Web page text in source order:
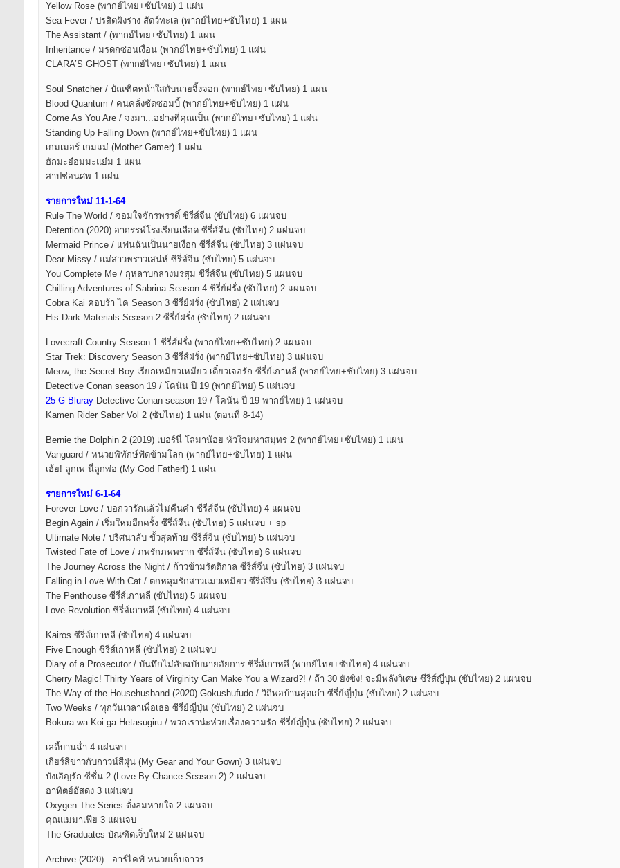
Yellow Rose (พากย์ไทย+ซับไทย) 1 แผ่น
Sea Fever / ปรสิตฝังร่าง สัตว์ทะเล (พากย์ไทย+ซับไทย) 1 แผ่น
The Assistant / (พากย์ไทย+ซับไทย) 1 แผ่น
Inheritance / มรดกซ่อนเงื่อน (พากย์ไทย+ซับไทย) 1 แผ่น
CLARA’S GHOST (พากย์ไทย+ซับไทย) 1 แผ่น
Soul Snatcher / บัณฑิตหน้าใสกับนายจิ้งจอก (พากย์ไทย+ซับไทย) 1 แผ่น
Blood Quantum / คนคลั่งซัดซอมบี้ (พากย์ไทย+ซับไทย) 1 แผ่น
Come As You Are / จงมา...อย่างที่คุณเป็น (พากย์ไทย+ซับไทย) 1 แผ่น
Standing Up Falling Down (พากย์ไทย+ซับไทย) 1 แผ่น
เกมเมอร์ เกมแม่ (Mother Gamer) 1 แผ่น
ฮักมะย๋อมมะแย๋ม 1 แผ่น
สาปซ่อนศพ 1 แผ่น
รายการใหม่ 11-1-64
Rule The World / จอมใจจักรพรรดิ์ ซีรี่ส์จีน (ซับไทย) 6 แผ่นจบ
Detention (2020) อาถรรพ์โรงเรียนเลือด ซีรี่ส์จีน (ซับไทย) 2 แผ่นจบ
Mermaid Prince / แฟนฉันเป็นนายเงือก ซีรี่ส์จีน (ซับไทย) 3 แผ่นจบ
Dear Missy / แม่สาวพราวเสน่ห์ ซีรี่ส์จีน (ซับไทย) 5 แผ่นจบ
You Complete Me / กุหลาบกลางมรสุม ซีรี่ส์จีน (ซับไทย) 5 แผ่นจบ
Chilling Adventures of Sabrina Season 4 ซีรี่ย์ฝรั่ง (ซับไทย) 2 แผ่นจบ
Cobra Kai คอบร้า ไค Season 3 ซีรี่ย์ฝรั่ง (ซับไทย) 2 แผ่นจบ
His Dark Materials Season 2 ซีรี่ย์ฝรั่ง (ซับไทย) 2 แผ่นจบ
Lovecraft Country Season 1 ซีรี่ส์ฝรั่ง (พากย์ไทย+ซับไทย) 2 แผ่นจบ
Star Trek: Discovery Season 3 ซีรี่ส์ฝรั่ง (พากย์ไทย+ซับไทย) 3 แผ่นจบ
Meow, the Secret Boy เรียกเหมียวเหมียว เดี๋ยวเจอรัก ซีรี่ย์เกาหลี (พากย์ไทย+ซับไทย) 3 แผ่นจบ
Detective Conan season 19 / โคนัน ปี 19 (พากย์ไทย) 5 แผ่นจบ
25 G Bluray Detective Conan season 19 / โคนัน ปี 19 พากย์ไทย) 1 แผ่นจบ
Kamen Rider Saber Vol 2 (ซับไทย) 1 แผ่น (ตอนที่ 8-14)
Bernie the Dolphin 2 (2019) เบอร์นี่ โลมาน้อย หัวใจมหาสมุทร 2 (พากย์ไทย+ซับไทย) 1 แผ่น
Vanguard / หน่วยพิทักษ์ฟัดข้ามโลก (พากย์ไทย+ซับไทย) 1 แผ่น
เฮ้ย! ลูกเพ่ นี่ลูกพ่อ (My God Father!) 1 แผ่น
รายการใหม่ 6-1-64
Forever Love / บอกว่ารักแล้วไม่คืนคำ ซีรี่ส์จีน (ซับไทย) 4 แผ่นจบ
Begin Again / เริ่มใหม่อีกครั้ง ซีรี่ส์จีน (ซับไทย) 5 แผ่นจบ + sp
Ultimate Note / ปริศนาลับ ขั้วสุดท้าย ซีรี่ส์จีน (ซับไทย) 5 แผ่นจบ
Twisted Fate of Love / ภพรักภพพราก ซีรี่ส์จีน (ซับไทย) 6 แผ่นจบ
The Journey Across the Night / ก้าวข้ามรัตติกาล ซีรี่ส์จีน (ซับไทย) 3 แผ่นจบ
Falling in Love With Cat / ตกหลุมรักสาวแมวเหมียว ซีรี่ส์จีน (ซับไทย) 3 แผ่นจบ
The Penthouse ซีรี่ส์เกาหลี (ซับไทย) 5 แผ่นจบ
Love Revolution ซีรี่ส์เกาหลี (ซับไทย) 4 แผ่นจบ
Kairos ซีรี่ส์เกาหลี (ซับไทย) 4 แผ่นจบ
Five Enough ซีรี่ส์เกาหลี (ซับไทย) 2 แผ่นจบ
Diary of a Prosecutor / บันทึกไม่ลับฉบับนายอัยการ ซีรี่ส์เกาหลี (พากย์ไทย+ซับไทย) 4 แผ่นจบ
Cherry Magic! Thirty Years of Virginity Can Make You a Wizard?! / ถ้า 30 ยังซิง! จะมีพลังวิเศษ ซีรี่ส์ญี่ปุ่น (ซับไทย) 2 แผ่นจบ
The Way of the Househusband (2020) Gokushufudo / วิถีพ่อบ้านสุดเก๋า ซีรี่ย์ญี่ปุ่น (ซับไทย) 2 แผ่นจบ
Two Weeks / ทุกวันเวลาเพื่อเธอ ซีรี่ย์ญี่ปุ่น (ซับไทย) 2 แผ่นจบ
Bokura wa Koi ga Hetasugiru / พวกเราน่ะห่วยเรื่องความรัก ซีรี่ย์ญี่ปุ่น (ซับไทย) 2 แผ่นจบ
เลดี้บานฉ่ำ 4 แผ่นจบ
เกียร์สีขาวกับกาวน์สีฝุ่น (My Gear and Your Gown) 3 แผ่นจบ
บังเอิญรัก ซีซั่น 2 (Love By Chance Season 2) 2 แผ่นจบ
อาทิตย์อัสดง 3 แผ่นจบ
Oxygen The Series ดั่งลมหายใจ 2 แผ่นจบ
คุณแม่มาเฟีย 3 แผ่นจบ
The Graduates บัณฑิตเจ็บใหม่ 2 แผ่นจบ
Archive (2020) : อาร์ไคฟ์ หน่วยเก็บถาวร